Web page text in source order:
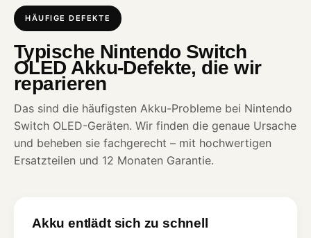
HÄUFIGE DEFEKTE
Typische Nintendo Switch
OLED Akku-Defekte, die wir
reparieren
Das sind die häufigsten Akku-Probleme bei Nintendo
Switch OLED-Geräten. Wir finden die genaue Ursache
und beheben sie fachgerecht – mit hochwertigen
Ersatzteilen und 12 Monaten Garantie.
Akku entlädt sich zu schnell